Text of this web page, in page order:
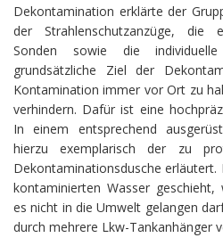
Dekontamination erklärte der
der Strahlenschutzanzüge, die
Sonden sowie die individuelle
grundsätzliche Ziel der
Kontamination immer vor Ort zu
verhindern. Dafür ist eine
In einem entsprechend
hierzu exemplarisch der zu
Dekontaminationsdusche
kontaminierten Wasser
es nicht in die Umwelt gelangen
durch mehrere Lkw-Tankanhänger